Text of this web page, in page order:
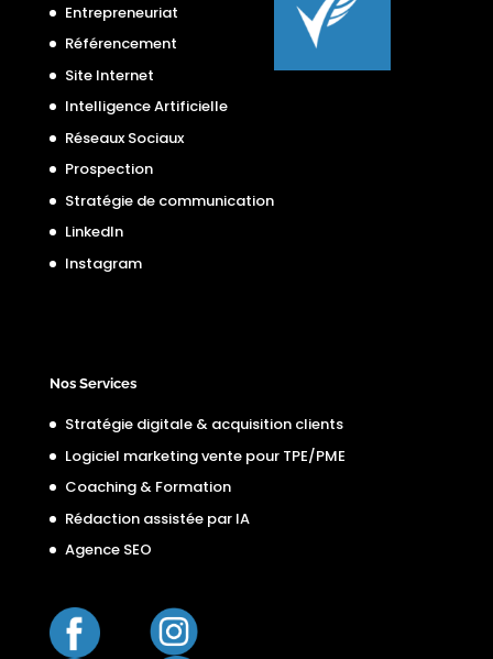
Entrepreneuriat
Référencement
Site Internet
Intelligence Artificielle
Réseaux Sociaux
Prospection
Stratégie de communication
LinkedIn
Instagram
Nos Services
Stratégie digitale & acquisition clients
Logiciel marketing vente pour TPE/PME
Coaching & Formation
Rédaction assistée par IA
Agence SEO